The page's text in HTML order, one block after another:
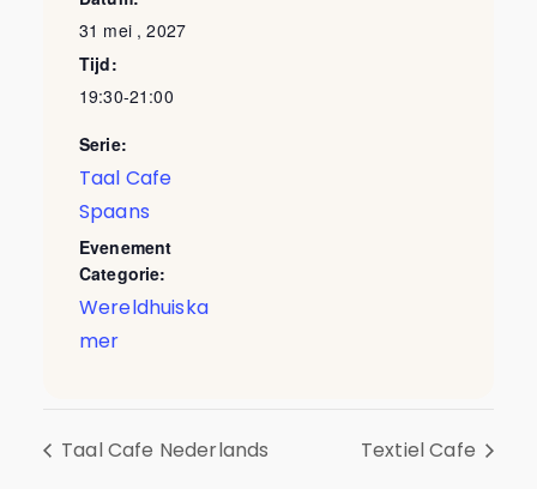
31 mei , 2027
Tijd:
19:30-21:00
Serie:
Taal Cafe
Spaans
Evenement
Categorie:
Wereldhuiska
mer
Taal Cafe Nederlands Textiel Cafe